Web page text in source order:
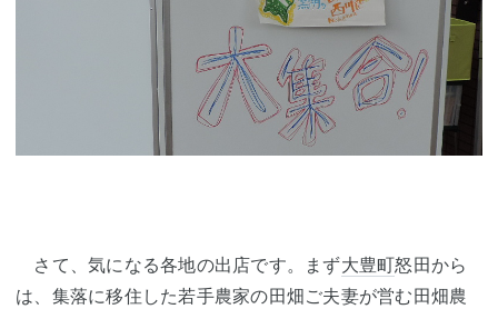
さて、気になる各地の出店です。まず大豊町怒田から
は、集落に移住した若手農家の田畑ご夫妻が営む田畑農